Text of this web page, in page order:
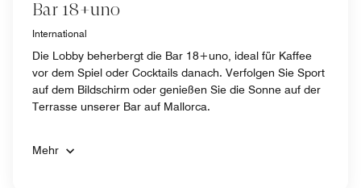
Bar 18+uno
International
Die Lobby beherbergt die Bar 18+uno, ideal für Kaffee
vor dem Spiel oder Cocktails danach. Verfolgen Sie Sport
auf dem Bildschirm oder genießen Sie die Sonne auf der
Terrasse unserer Bar auf Mallorca.
Mehr